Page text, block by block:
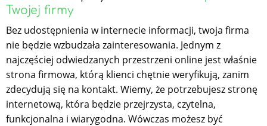
Twojej firmy
Bez udostępnienia w internecie informacji, twoja firma
nie będzie wzbudzała zainteresowania. Jednym z
najczęściej odwiedzanych przestrzeni online jest właśnie
strona firmowa, którą klienci chętnie weryfikują, zanim
zdecydują się na kontakt. Wiemy, że potrzebujesz stronę
internetową, która będzie przejrzysta, czytelna,
funkcjonalna i wiarygodna. Wówczas możesz być